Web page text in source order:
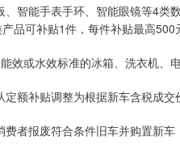
智能手表手环、智能眼镜等4类
品可补贴1件，每件补贴最高500
或水效标准的冰箱、洗衣机、
额补贴调整为根据新车含税成交
者报废符合条件旧车并购置新车